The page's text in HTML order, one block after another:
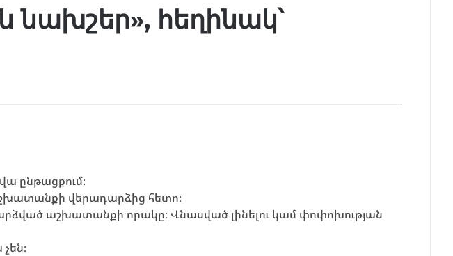
հեղինակ՝
ընթացքում։
վերադարձից հետո։
աշխատանքի որակը։ Վնասված լինելու կամ փոփոխության